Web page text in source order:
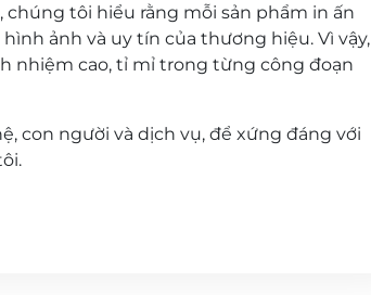
tôi hiểu rằng mỗi sản phẩm in ấn
ảnh và uy tín của thương hiệu. Vì vậy,
nhiệm cao, tỉ mỉ trong từng công đoạn
con người và dịch vụ, để xứng đáng với